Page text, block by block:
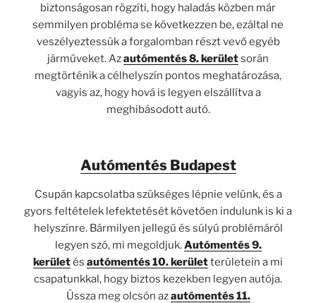
biztonságosan rögzíti, hogy haladás közben már
semmilyen probléma se következzen be, ezáltal ne
veszélyeztessük a forgalomban részt vevő egyéb
járműveket. Azautómentés 8. kerületsorán
megtörténik a célhelyszín pontos meghatározása,
vagyis az, hogy hová is legyen elszállítva a
meghibásodott autó.
Autómentés Budapest
Csupán kapcsolatba szükséges lépnie velünk, és a
gyors feltételek lefektetését követően indulunk is ki a
helyszínre. Bármilyen jellegű és súlyú problémáról
legyen szó, mi megoldjuk.Autómentés 9.
kerületés autómentés 10. kerületterületein a mi
csapatunkkal, hogy biztos kezekben legyen autója.
Ússza meg olcsón azautómentés 11.